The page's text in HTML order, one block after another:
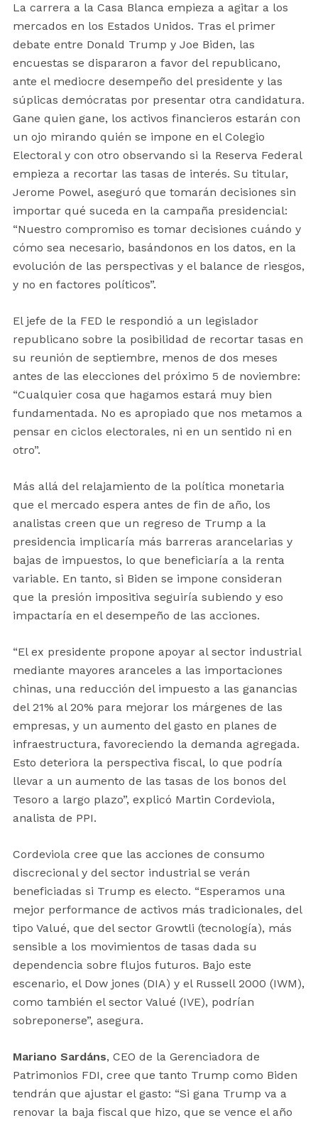
La carrera a la Casa Blanca empieza a agitar a los
mercados en los Estados Unidos. Tras el primer
debate entre Donald Trump y Joe Biden, las
encuestas se dispararon a favor del republicano,
ante el mediocre desempeño del presidente y las
súplicas demócratas por presentar otra candidatura.
Gane quien gane, los activos financieros estarán con
un ojo mirando quién se impone en el Colegio
Electoral y con otro observando si la Reserva Federal
empieza a recortar las tasas de interés. Su titular,
Jerome Powel, aseguró que tomarán decisiones sin
importar qué suceda en la campaña presidencial:
“Nuestro compromiso es tomar decisiones cuándo y
cómo sea necesario, basándonos en los datos, en la
evolución de las perspectivas y el balance de riesgos,
y no en factores políticos”.
El jefe de la FED le respondió a un legislador
republicano sobre la posibilidad de recortar tasas en
su reunión de septiembre, menos de dos meses
antes de las elecciones del próximo 5 de noviembre:
“Cualquier cosa que hagamos estará muy bien
fundamentada. No es apropiado que nos metamos a
pensar en ciclos electorales, ni en un sentido ni en
otro”.
Más allá del relajamiento de la política monetaria
que el mercado espera antes de fin de año, los
analistas creen que un regreso de Trump a la
presidencia implicaría más barreras arancelarias y
bajas de impuestos, lo que beneficiaría a la renta
variable. En tanto, si Biden se impone consideran
que la presión impositiva seguiría subiendo y eso
impactaría en el desempeño de las acciones.
“El ex presidente propone apoyar al sector industrial
mediante mayores aranceles a las importaciones
chinas, una reducción del impuesto a las ganancias
del 21% al 20% para mejorar los márgenes de las
empresas, y un aumento del gasto en planes de
infraestructura, favoreciendo la demanda agregada.
Esto deteriora la perspectiva fiscal, lo que podría
llevar a un aumento de las tasas de los bonos del
Tesoro a largo plazo”, explicó Martin Cordeviola,
analista de PPI.
Cordeviola cree que las acciones de consumo
discrecional y del sector industrial se verán
beneficiadas si Trump es electo. “Esperamos una
mejor performance de activos más tradicionales, del
tipo Valué, que del sector Growtli (tecnología), más
sensible a los movimientos de tasas dada su
dependencia sobre flujos futuros. Bajo este
escenario, el Dow jones (DIA) y el Russell 2000 (IWM),
como también el sector Valué (IVE), podrían
sobreponerse”, asegura.
Mariano Sardáns, CEO de la Gerenciadora de
Patrimonios FDI, cree que tanto Trump como Biden
tendrán que ajustar el gasto: “Si gana Trump va a
renovar la baja fiscal que hizo, que se vence el año